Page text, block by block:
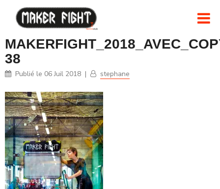
38
Publié le 06 Juil 2018 | stephane